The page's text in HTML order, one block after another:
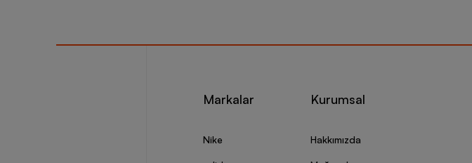
Markalar
Nike
Kurumsal
Hakkımızda